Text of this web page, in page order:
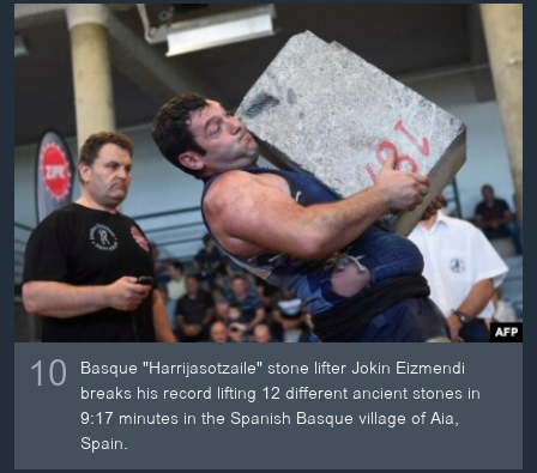
ພາສາຕ່າງໆ
10 Basque "Harrijasotzaile" stone lifter Jokin Eizmendi
breaks his record lifting 12 different ancient stones in
9:17 minutes in the Spanish Basque village of Aia,
Spain.